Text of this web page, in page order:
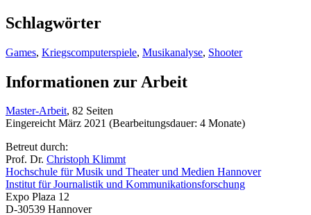
Schlagwörter
Games, Kriegscomputerspiele, Musikanalyse, Shooter
Informationen zur Arbeit
Master-Arbeit, 82 Seiten
Eingereicht März 2021 (Bearbeitungsdauer: 4 Monate)
Betreut durch:
Prof. Dr. Christoph Klimmt
Hochschule für Musik und Theater und Medien Hannover
Institut für Journalistik und Kommunikationsforschung
Expo Plaza 12
D-30539 Hannover